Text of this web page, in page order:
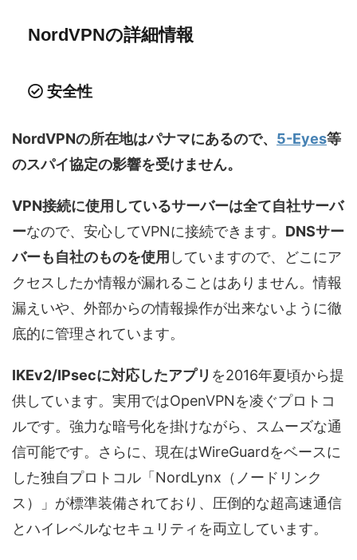
NordVPNの詳細情報
安全性
NordVPNの所在地はパナマにあるので、 5-Eyes等
のスパイ協定の影響を受けません。
VPN接続に使用しているサーバーは全て自社サーバ
ーなので、安心してVPNに接続できます。 DNSサー
バーも自社のものを使用 していますので、どこにア
クセスしたか情報が漏れることはありません。情報
漏えいや、外部からの情報操作が出来ないように徹
底的に管理されています。
IKEv2/IPsecに対応したアプリ を2016年夏頃から提
供しています。実用ではOpenVPNを凌ぐプロトコ
ルです。強力な暗号化を掛けながら、スムーズな通
信可能です。さらに、現在はWireGuardをベースに
した独自プロトコル「NordLynx（ノードリンク
ス）」が標準装備されており、圧倒的な超高速通信
とハイレベルなセキュリティを両立しています。